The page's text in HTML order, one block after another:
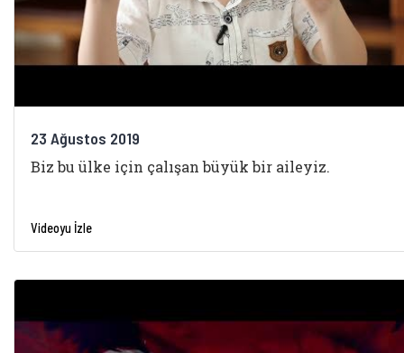
23 Ağustos 2019
Biz bu ülke için çalışan büyük bir aileyiz.
Videoyu İzle